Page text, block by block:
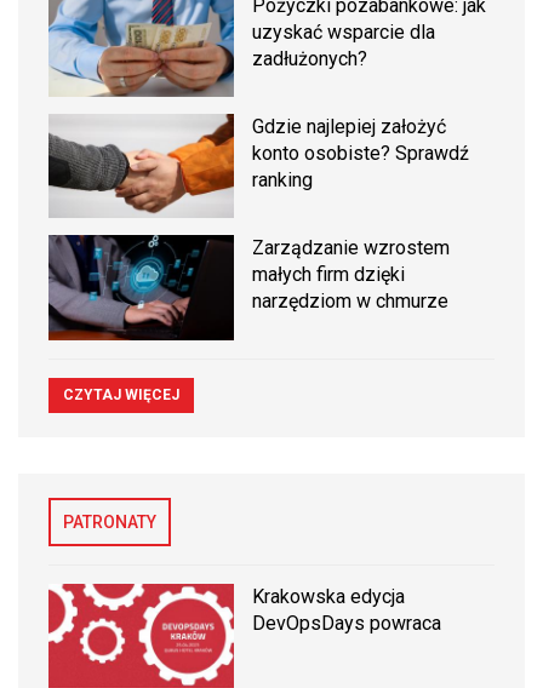
Pożyczki pozabankowe: jak
uzyskać wsparcie dla
zadłużonych?
Gdzie najlepiej założyć
konto osobiste? Sprawdź
ranking
Zarządzanie wzrostem
małych firm dzięki
narzędziom w chmurze
CZYTAJ WIĘCEJ
PATRONATY
Krakowska edycja
DevOpsDays powraca